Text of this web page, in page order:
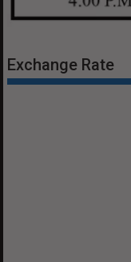
Exchange Rate